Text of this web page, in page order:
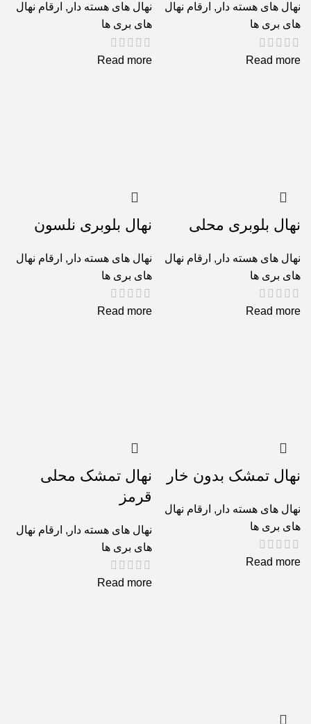
نهال های هسته دار , ارقام نهال
های بری ها
Read more
نهال های هسته دار , ارقام نهال
های بری ها
Read more
نهال بلوبری محلی
نهال های هسته دار , ارقام نهال
های بری ها
Read more
نهال بلوبری نلسون
نهال های هسته دار , ارقام نهال
های بری ها
Read more
نهال تمشک بدون خار
نهال های هسته دار , ارقام نهال
های بری ها
Read more
نهال تمشک محلی
قرمز
نهال های هسته دار , ارقام نهال
های بری ها
Read more